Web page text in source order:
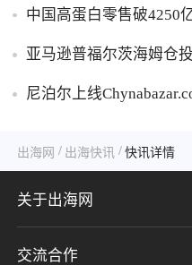
中国高蛋白零售破4250
亚马逊普福尔茨海姆仓
尼泊尔上线
出海网 / 出海快讯 / 快讯详情
关于出海网
交流合作